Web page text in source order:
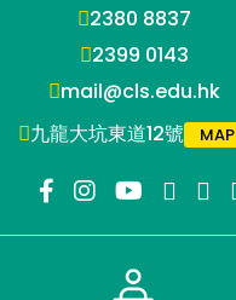
2380 8837
2399 0143
mail@cls.edu.hk
九龍大坑東道12號
MAP